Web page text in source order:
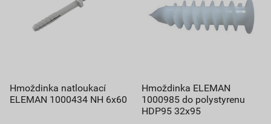
Hmoždinka natloukací
ELEMAN 1000434 NH 6x60
Hmoždinka ELEMAN
1000985 do polystyrenu
HDP95 32x95